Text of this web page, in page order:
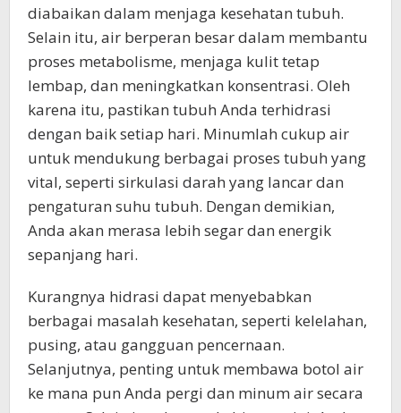
diabaikan dalam menjaga kesehatan tubuh.
Selain itu, air berperan besar dalam membantu
proses metabolisme, menjaga kulit tetap
lembap, dan meningkatkan konsentrasi. Oleh
karena itu, pastikan tubuh Anda terhidrasi
dengan baik setiap hari. Minumlah cukup air
untuk mendukung berbagai proses tubuh yang
vital, seperti sirkulasi darah yang lancar dan
pengaturan suhu tubuh. Dengan demikian,
Anda akan merasa lebih segar dan energik
sepanjang hari.
Kurangnya hidrasi dapat menyebabkan
berbagai masalah kesehatan, seperti kelelahan,
pusing, atau gangguan pencernaan.
Selanjutnya, penting untuk membawa botol air
ke mana pun Anda pergi dan minum air secara